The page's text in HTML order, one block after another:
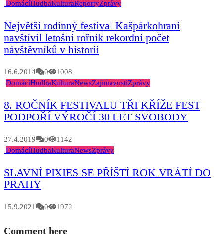
DomácíHudbaKulturaReportyZprávy
Největší rodinný festival Kašpárkohraní
navštívil letošní rořník rekordní počet
návštěvníků v historii
16.6.2014 0
1008
DomácíHudbaKulturaNewsZajímavostiZprávy
8. ROČNÍK FESTIVALU TŘI KŘÍŽE FEST
PODPOŘÍ VÝROČÍ 30 LET SVOBODY
27.4.2019 0
1142
DomácíHudbaKulturaNewsZprávy
SLAVNÍ PIXIES SE PŘÍŠTÍ ROK VRÁTÍ DO
PRAHY
15.9.2021 0 1972
Comment here